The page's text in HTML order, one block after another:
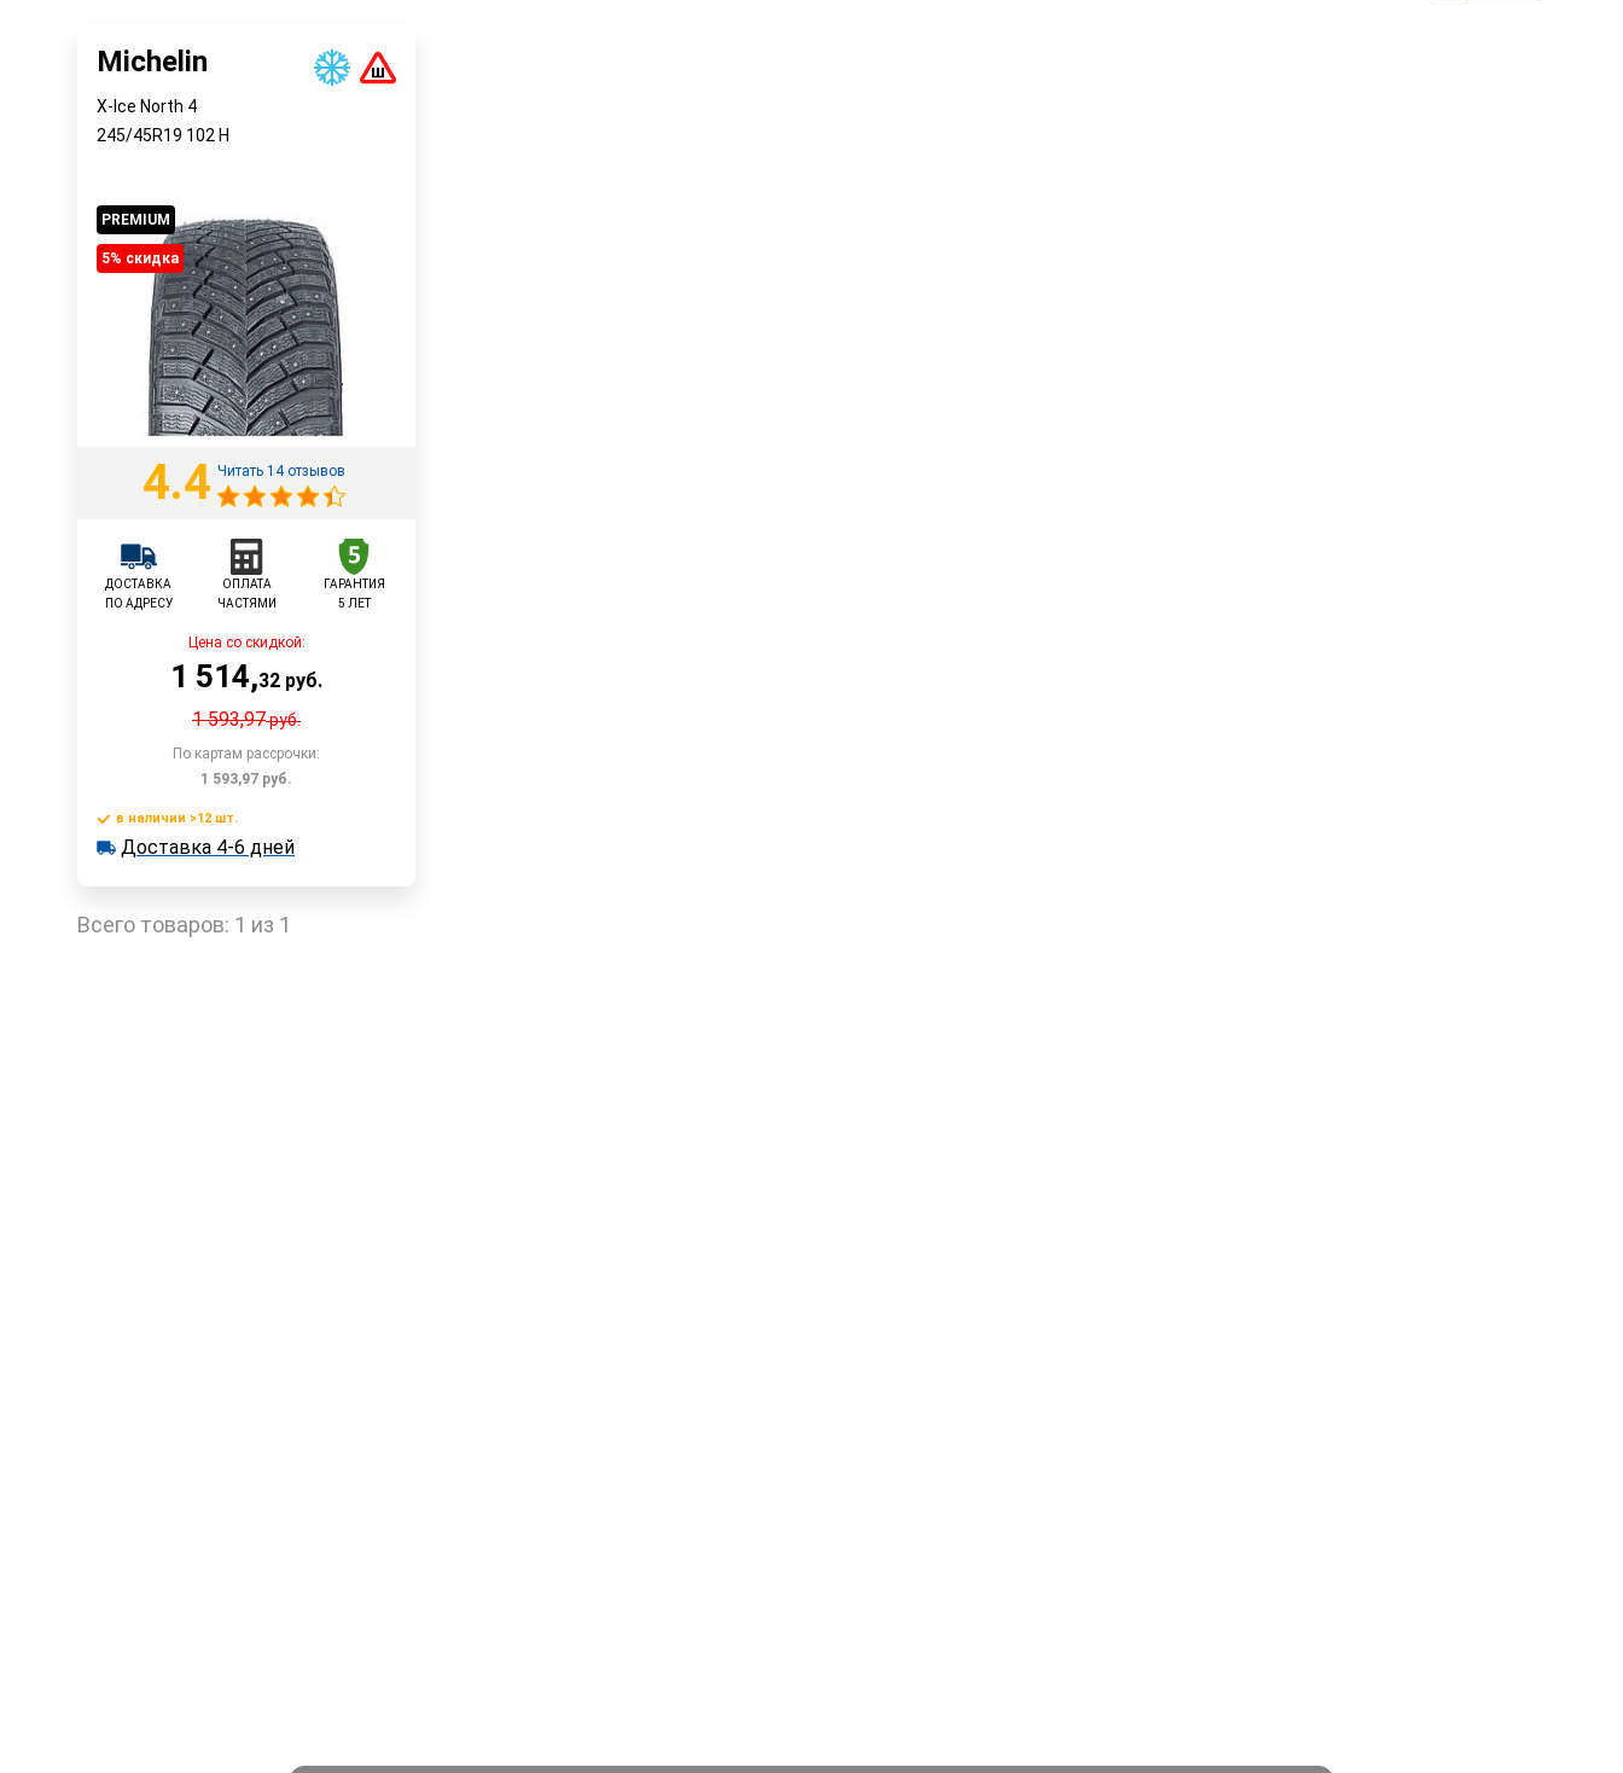
Michelin
X-Ice North 4
245/45R19 102 H
PREMIUM
5% cкидка
4.4 Читать 14 отзывов
ДОСТАВКА
ПО АДРЕСУ
ОПЛАТА
ЧАСТЯМИ
ГАРАНТИЯ
5 ЛЕТ
Цена со скидкой:
1 514,32 руб.
1 593,97руб.
По картам рассрочки:
1 593,97 руб.
В корзину
Быстрый заказ
в наличии >12 шт.
в наличии >12 шт.
Доставка 4-6 дней
Всего товаров: 1 из 1